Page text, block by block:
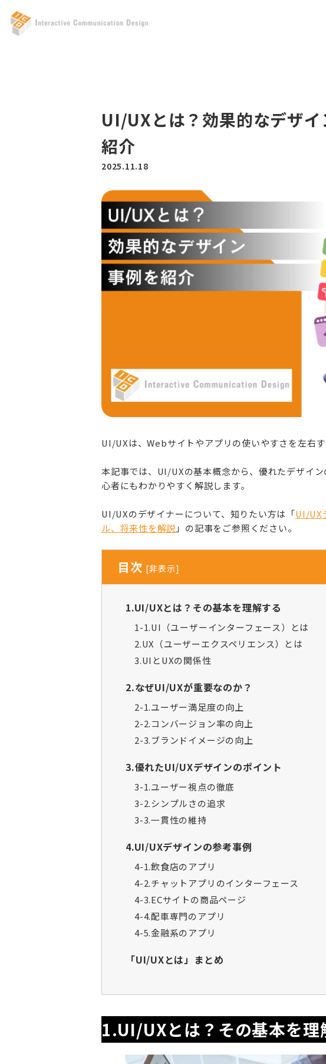
UI/UXとは？効果的なデザ
紹介
2025.11.18
UI/UXは、Webサイトやアプリの使いやすさを左右す
本記事では、UI/UXの基本概念から、優れたデザイ
心者にもわかりやすく解説します。
UI/UXのデザイナーについて、知りたい方は「UI/UX
ル、将来性を解説 」の記事をご参照ください。
目次 [非表示]
1.UI/UXとは？その基本を理解する
1-1.UI（ユーザーインターフェース）とは
2.UX（ユーザーエクスペリエンス）とは
3.UIとUXの関係性
2.なぜUI/UXが重要なのか？
2-1.ユーザー満足度の向上
2-2.コンバージョン率の向上
2-3.ブランドイメージの向上
3.優れたUI/UXデザインのポイント
3-1.ユーザー視点の徹底
3-2.シンプルさの追求
3-3.一貫性の維持
4.UI/UXデザインの参考事例
4-1.飲食店のアプリ
4-2.チャットアプリのインターフェース
4-3.ECサイトの商品ページ
4-4.配車専門のアプリ
4-5.金融系のアプリ
「UI/UXとは」まとめ
1.UI/UXとは？その基本を理